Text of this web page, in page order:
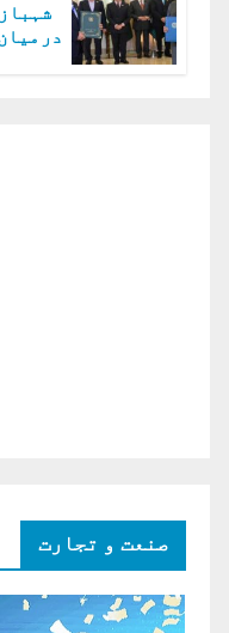
صنعت و تجارت